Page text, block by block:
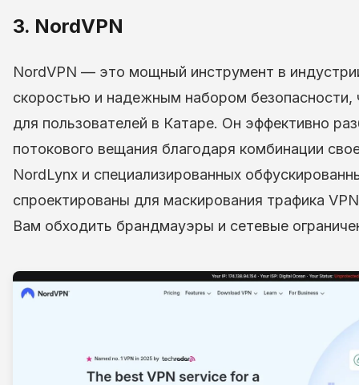
3. NordVPN
NordVPN — это мощный инструмент в
скоростью и надежным набором безопасности,
для пользователей в Катаре. Он эффективно
потокового вещания благодаря комбинации
NordLynx и специализированных
спроектированы для маскирования трафика
Вам обходить брандмауэры и сетевые